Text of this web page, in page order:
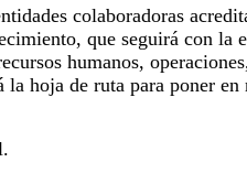
colaboradoras
que seguirá con la
humanos,
hoja de ruta para poner en